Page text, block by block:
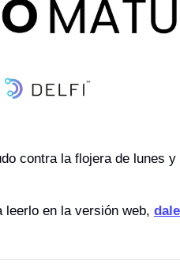
contra la flojera de lunes
leerlo en la versión web,